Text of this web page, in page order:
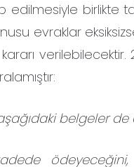
birlikte
evraklar
verilebilecektir.
belgeler de